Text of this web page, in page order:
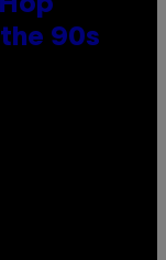
90s